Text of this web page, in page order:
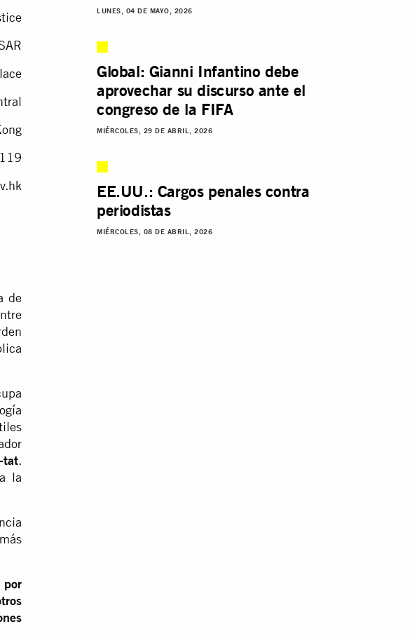
de
tat.
la
por
LUNES, 04 DE MAYO, 2026
Global: Gianni Infantino debe
aprovechar su discurso ante el
congreso de la FIFA
MIÉRCOLES, 29 DE ABRIL, 2026
EE.UU.: Cargos penales contra
periodistas
MIÉRCOLES, 08 DE ABRIL, 2026